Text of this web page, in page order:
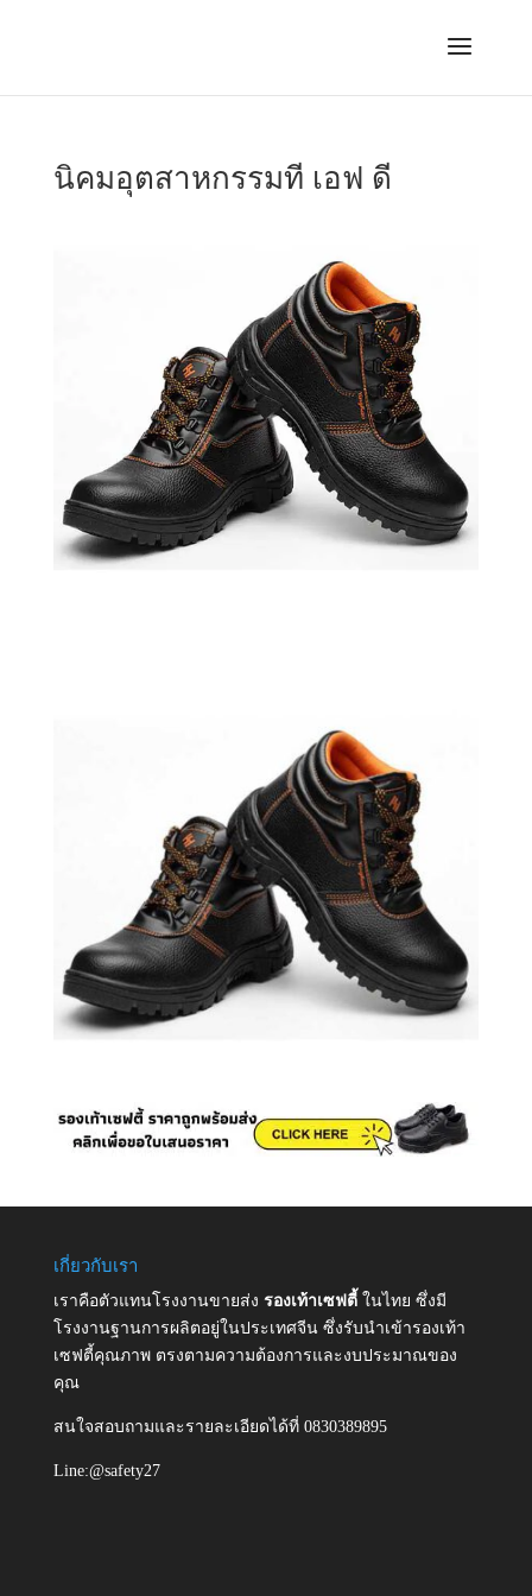
นิคมอุตสาหกรรมที เอฟ ดี
เกี่ยวกับเรา
เราคือตัวแทนโรงงานขายส่ง รองเท้าเซฟตี้ ในไทย ซึ่งมี
โรงงานฐานการผลิตอยู่ในประเทศจีน ซึ่งรับนำเข้ารองเท้า
เซฟตี้คุณภาพ ตรงตามความต้องการและงบประมาณของ
คุณ
สนใจสอบถามและรายละเอียดได้ที่ 0830389895
Line:@safety27